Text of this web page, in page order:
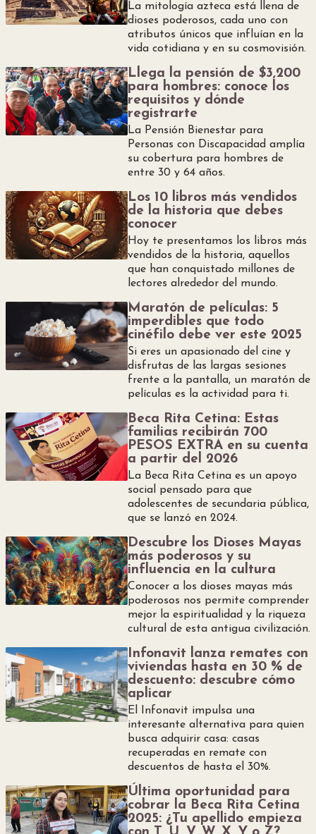
Espectáculos
La mitología azteca está llena de
dioses poderosos, cada uno con
atributos únicos que influían en la
vida cotidiana y en su cosmovisión.
Llega la pensión de $3,200
para hombres: conoce los
requisitos y dónde
registrarte
La Pensión Bienestar para
Personas con Discapacidad amplía
su cobertura para hombres de
entre 30 y 64 años.
Los 10 libros más vendidos
de la historia que debes
conocer
Hoy te presentamos los libros más
vendidos de la historia, aquellos
que han conquistado millones de
lectores alrededor del mundo.
Maratón de películas: 5
imperdibles que todo
cinéfilo debe ver este 2025
Si eres un apasionado del cine y
disfrutas de las largas sesiones
frente a la pantalla, un maratón de
películas es la actividad para ti.
Beca Rita Cetina: Estas
familias recibirán 700
PESOS EXTRA en su cuenta
a partir del 2026
La Beca Rita Cetina es un apoyo
social pensado para que
adolescentes de secundaria pública,
que se lanzó en 2024.
Descubre los Dioses Mayas
más poderosos y su
influencia en la cultura
Conocer a los dioses mayas más
poderosos nos permite comprender
mejor la espiritualidad y la riqueza
cultural de esta antigua civilización.
Infonavit lanza remates con
viviendas hasta en 30 % de
descuento: descubre cómo
aplicar
El Infonavit impulsa una
interesante alternativa para quien
busca adquirir casa: casas
recuperadas en remate con
descuentos de hasta el 30%.
Última oportunidad para
cobrar la Beca Rita Cetina
2025: ¿Tu apellido empieza